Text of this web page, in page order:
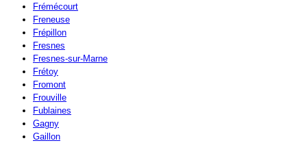
Frémécourt
Freneuse
Frépillon
Fresnes
Fresnes-sur-Marne
Frétoy
Fromont
Frouville
Fublaines
Gagny
Gaillon